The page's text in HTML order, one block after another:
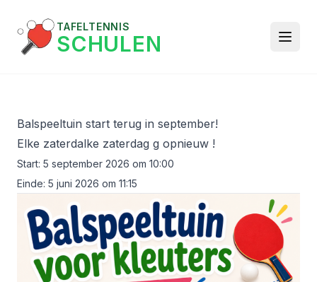
TAFELTENNIS
SCHULEN
Balspeeltuin start terug in september!
Elke zaterdalke zaterdag g opnieuw !
Start: 5 september 2026 om 10:00
Einde: 5 juni 2026 om 11:15